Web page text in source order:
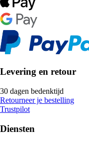
Levering en retour
30 dagen bedenktijd
Retourneer je bestelling
Trustpilot
Diensten